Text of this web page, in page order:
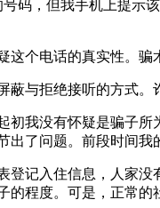
号码，但我手机上提
这个电话的真实性。
蔽与拒绝接听的方式
初我没有怀疑是骗子
出了问题。前段时间
登记入住信息，人家
的程度。可是，正常